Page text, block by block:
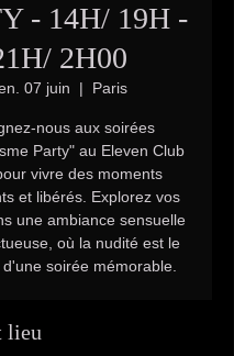
- 14H/ 19H -
2H00
07 juin
  |
Paris
nous aux soirées
Party" au Eleven Club
vivre des moments
et libérés. Explorez vos
une ambiance sensuelle
où la nudité est le
soirée mémorable.
lieu